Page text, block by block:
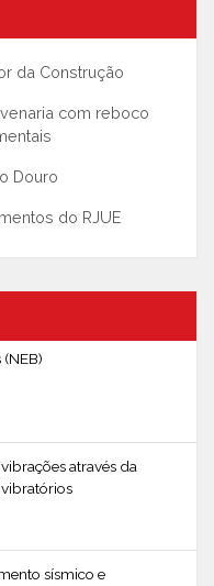
da Construção
com reboco
Douro
do RJUE
através da
sísmico e